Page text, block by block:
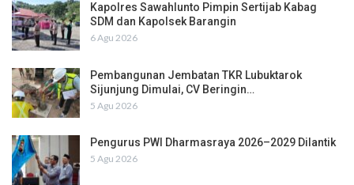
Kapolres Sawahlunto Pimpin Sertijab Kabag
SDM dan Kapolsek Barangin
6 Agu 2026
Pembangunan Jembatan TKR Lubuktarok
Sijunjung Dimulai, CV Beringin…
5 Agu 2026
Pengurus PWI Dharmasraya 2026–2029 Dilantik
5 Agu 2026